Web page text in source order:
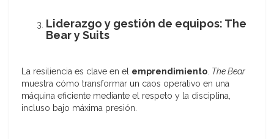
Liderazgo y gestión de equipos: The
Bear y Suits
La resiliencia es clave en el emprendimiento. The Bear
muestra cómo transformar un caos operativo en una
máquina eficiente mediante el respeto y la disciplina,
incluso bajo máxima presión.